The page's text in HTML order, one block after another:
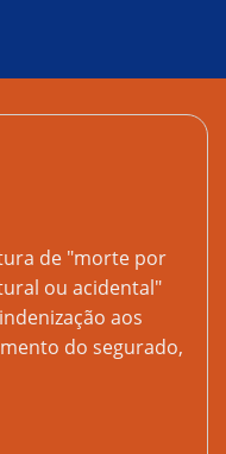
de "morte por
ou acidental"
aos
do segurado,